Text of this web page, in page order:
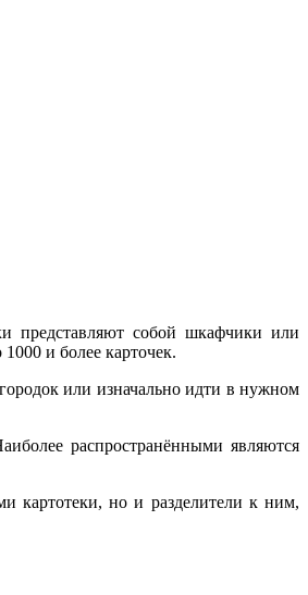
представляют собой шкафчики или
и более карточек.
или изначально идти в нужном
распространёнными являются
картотеки, но и разделители к ним,